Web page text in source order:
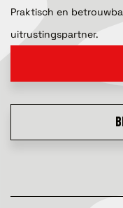
Praktisch en
uitrustingspartner.